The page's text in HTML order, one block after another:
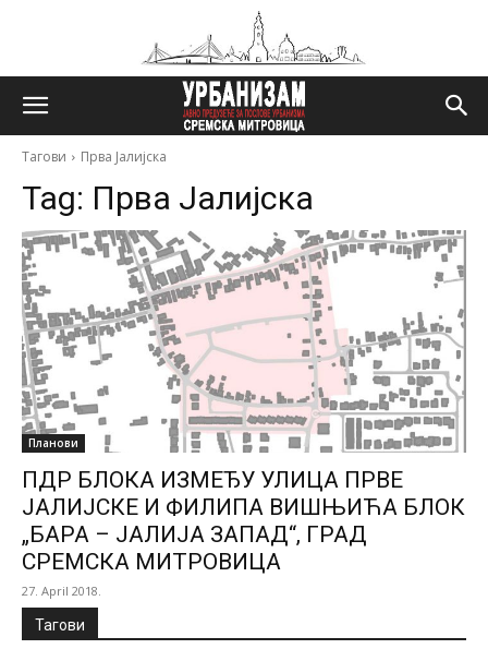
Тагови Прва Јалијска
Tag: Прва Јалијска
Планови
ПДР БЛОКА ИЗМЕЂУ УЛИЦА ПРВЕ
ЈАЛИЈСКЕ И ФИЛИПА ВИШЊИЋА БЛОК
„БАРА – ЈАЛИЈА ЗАПАД“, ГРАД
СРЕМСКА МИТРОВИЦА
27. April 2018.
Тагови